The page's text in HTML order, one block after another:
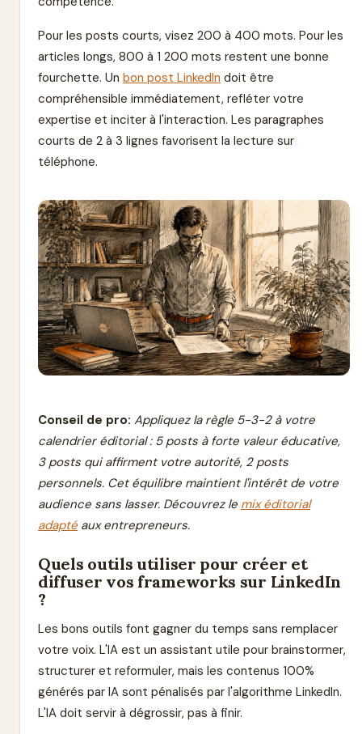
Pour les posts courts, visez 200 à 400 mots. Pour les
articles longs, 800 à 1 200 mots restent une bonne
fourchette. Un bon post LinkedIn doit être
compréhensible immédiatement, refléter votre
expertise et inciter à l'interaction. Les paragraphes
courts de 2 à 3 lignes favorisent la lecture sur
téléphone.
Conseil de pro: Appliquez la règle 5-3-2 à votre
calendrier éditorial : 5 posts à forte valeur éducative,
3 posts qui affirment votre autorité, 2 posts
personnels. Cet équilibre maintient l'intérêt de votre
audience sans lasser. Découvrez le mix éditorial
adapté aux entrepreneurs.
Quels outils utiliser pour créer et
diffuser vos frameworks sur LinkedIn
?
Les bons outils font gagner du temps sans remplacer
votre voix. L'IA est un assistant utile pour brainstormer,
structurer et reformuler, mais les contenus 100%
générés par IA sont pénalisés par l'algorithme LinkedIn.
L'IA doit servir à dégrossir, pas à finir.